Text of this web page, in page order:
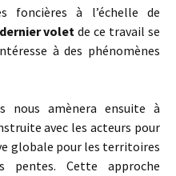
foncières à l’échelle de
volet de ce travail se
à des phénomènes
nous amènera ensuite à
avec les acteurs pour
globale pour les territoires
Cette approche